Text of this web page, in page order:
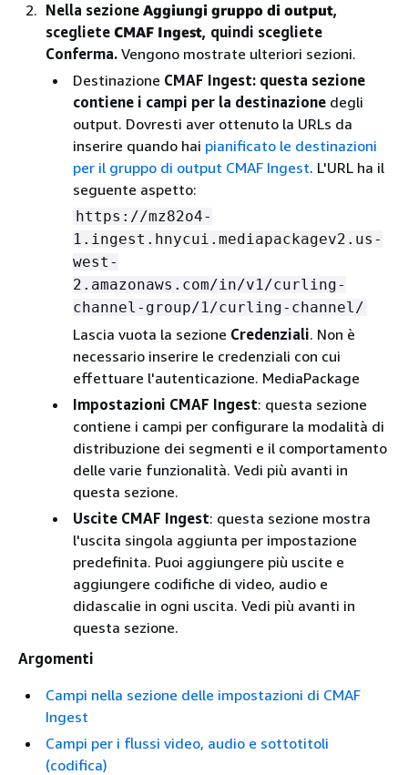
Nella sezione Aggiungi gruppo di output,
scegliete CMAF Ingest, quindi scegliete
Conferma. Vengono mostrate ulteriori sezioni.
Destinazione CMAF Ingest: questa sezione
contiene i campi per la destinazione degli
output. Dovresti aver ottenuto la URLs da
inserire quando hai pianificato le destinazioni
per il gruppo di output CMAF Ingest. L'URL ha il
seguente aspetto:
https://mz82o4-
1.ingest.hnycui.mediapackagev2.us-
west-
2.amazonaws.com/in/v1/curling-
channel-group/1/curling-channel/
Lascia vuota la sezione Credenziali. Non è
necessario inserire le credenziali con cui
effettuare l'autenticazione. MediaPackage
Impostazioni CMAF Ingest: questa sezione
contiene i campi per configurare la modalità di
distribuzione dei segmenti e il comportamento
delle varie funzionalità. Vedi più avanti in
questa sezione.
Uscite CMAF Ingest: questa sezione mostra
l'uscita singola aggiunta per impostazione
predefinita. Puoi aggiungere più uscite e
aggiungere codifiche di video, audio e
didascalie in ogni uscita. Vedi più avanti in
questa sezione.
Argomenti
Campi nella sezione delle impostazioni di CMAF
Ingest
Campi per i flussi video, audio e sottotitoli
(codifica)